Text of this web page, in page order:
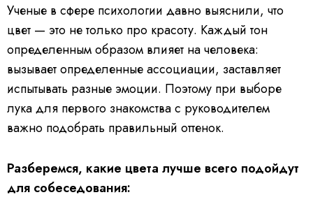
Ученые в сфере психологии давно выяснили, что
цвет — это не только про красоту. Каждый тон
определенным образом влияет на человека:
вызывает определенные ассоциации, заставляет
испытывать разные эмоции. Поэтому при выборе
лука для первого знакомства с руководителем
важно подобрать правильный оттенок.
Разберемся, какие цвета лучше всего подойдут
для собеседования: